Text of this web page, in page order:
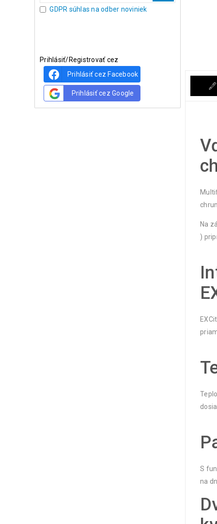
GDPR súhlas na odber noviniek
Prihlásiť/Registrovať cez
Prihlásiť cez Facebook
Prihlásiť cez Google
Na
)
S
na